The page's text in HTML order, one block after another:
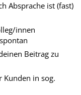
Absprache ist (fast)
innen
Beitrag zu
Kunden in sog.